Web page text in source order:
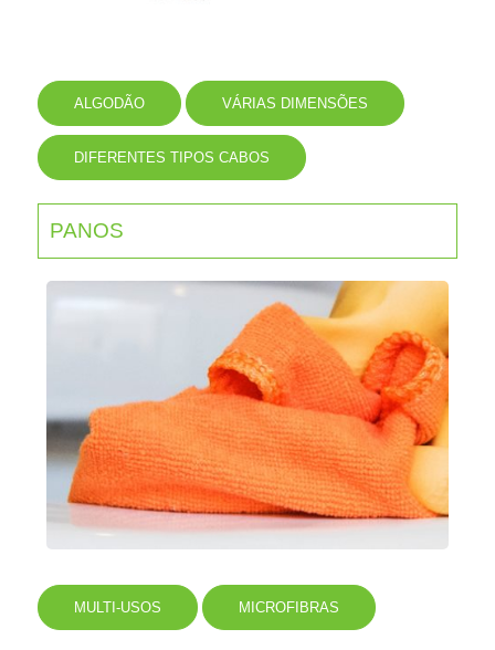
ALGODÃO VÁRIAS DIMENSÕES
DIFERENTES TIPOS CABOS
PANOS
MULTI-USOS MICROFIBRAS